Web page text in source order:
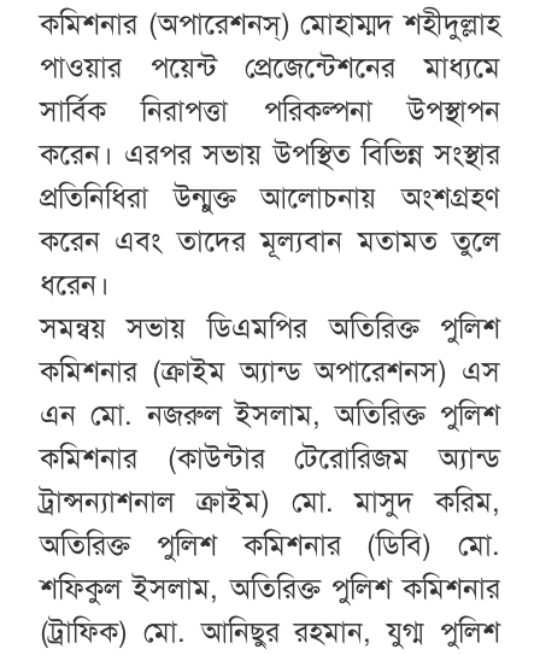
কমিশনার (অপারেশনস্) মোহাম্মদ শহীদুল্লাহ
পাওয়ার পয়েন্ট প্রেজেন্টেশনের মাধ্যমে
সার্বিক নিরাপত্তা পরিকল্পনা উপস্থাপন
করেন। এরপর সভায় উপস্থিত বিভিন্ন সংস্থার
প্রতিনিধিরা উন্মুক্ত আলোচনায় অংশগ্রহণ
করেন এবং তাদের মূল্যবান মতামত তুলে
ধরেন।
সমন্বয় সভায় ডিএমপির অতিরিক্ত পুলিশ
কমিশনার (ক্রাইম অ্যান্ড অপারেশনস) এস
এন মো. নজরুল ইসলাম, অতিরিক্ত পুলিশ
কমিশনার (কাউন্টার টেরোরিজম অ্যান্ড
ট্রান্সন্যাশনাল ক্রাইম) মো. মাসুদ করিম,
অতিরিক্ত পুলিশ কমিশনার (ডিবি) মো.
শফিকুল ইসলাম, অতিরিক্ত পুলিশ কমিশনার
(ট্রাফিক) মো. আনিছুর রহমান, যুগ্ম পুলিশ